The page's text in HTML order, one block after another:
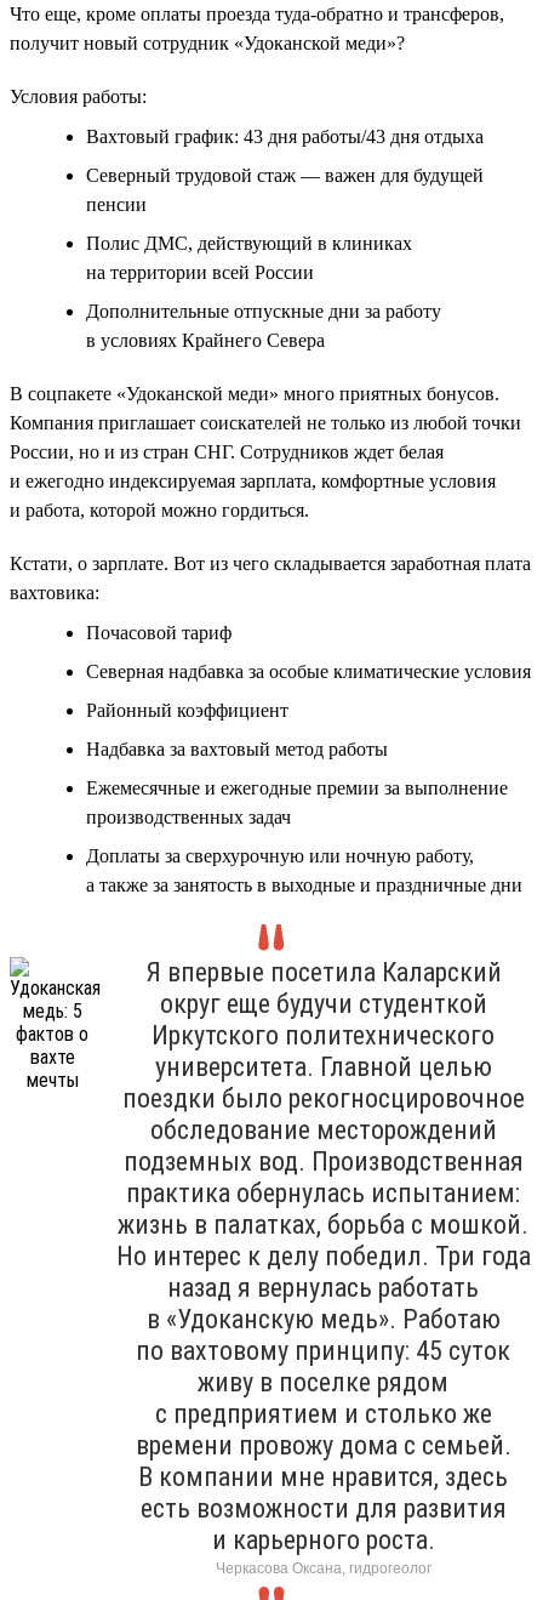
Что еще, кроме оплаты проезда туда-обратно и трансферов,
получит новый сотрудник «Удоканской меди»?
Условия работы:
Вахтовый график: 43 дня работы/43 дня отдыха
Северный трудовой стаж — важен для будущей
пенсии
Полис ДМС, действующий в клиниках
на территории всей России
Дополнительные отпускные дни за работу
в условиях Крайнего Севера
В соцпакете «Удоканской меди» много приятных бонусов.
Компания приглашает соискателей не только из любой точки
России, но и из стран СНГ. Сотрудников ждет белая
и ежегодно индексируемая зарплата, комфортные условия
и работа, которой можно гордиться.
Кстати, о зарплате. Вот из чего складывается заработная плата
вахтовика:
Почасовой тариф
Северная надбавка за особые климатические условия
Районный коэффициент
Надбавка за вахтовый метод работы
Ежемесячные и ежегодные премии за выполнение
производственных задач
Доплаты за сверхурочную или ночную работу,
а также за занятость в выходные и праздничные дни
Я впервые посетила Каларский
округ еще будучи студенткой
Иркутского политехнического
университета. Главной целью
поездки было рекогносцировочное
обследование месторождений
подземных вод. Производственная
практика обернулась испытанием:
жизнь в палатках, борьба с мошкой.
Но интерес к делу победил. Три года
назад я вернулась работать
в «Удоканскую медь». Работаю
по вахтовому принципу: 45 суток
живу в поселке рядом
с предприятием и столько же
времени провожу дома с семьей.
В компании мне нравится, здесь
есть возможности для развития
и карьерного роста.
Черкасова Оксана, гидрогеолог